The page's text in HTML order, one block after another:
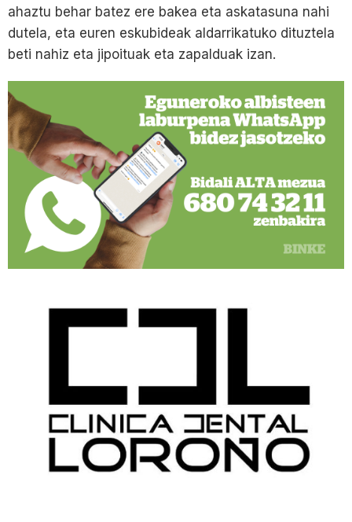
ahaztu behar batez ere bakea eta askatasuna nahi
dutela, eta euren eskubideak aldarrikatuko dituztela
beti nahiz eta jipoituak eta zapalduak izan.